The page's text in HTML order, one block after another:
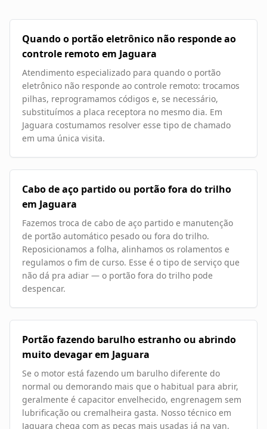
Quando o portão eletrônico não responde ao
controle remoto em Jaguara
Atendimento especializado para quando o portão
eletrônico não responde ao controle remoto: trocamos
pilhas, reprogramamos códigos e, se necessário,
substituímos a placa receptora no mesmo dia. Em
Jaguara costumamos resolver esse tipo de chamado
em uma única visita.
Cabo de aço partido ou portão fora do trilho
em Jaguara
Fazemos troca de cabo de aço partido e manutenção
de portão automático pesado ou fora do trilho.
Reposicionamos a folha, alinhamos os rolamentos e
regulamos o fim de curso. Esse é o tipo de serviço que
não dá pra adiar — o portão fora do trilho pode
despencar.
Portão fazendo barulho estranho ou abrindo
muito devagar em Jaguara
Se o motor está fazendo um barulho diferente do
normal ou demorando mais que o habitual para abrir,
geralmente é capacitor envelhecido, engrenagem sem
lubrificação ou cremalheira gasta. Nosso técnico em
Jaguara chega com as peças mais usadas já na van.